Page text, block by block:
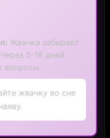
Жвачка забирает
5-18 дней
вопросы.
жвачку во сне